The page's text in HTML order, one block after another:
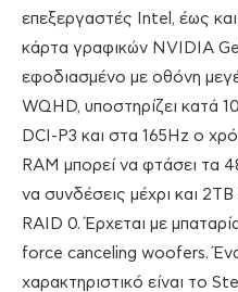
επεξεργαστές Intel, έως
κάρτα γραφικών NVIDIA
εφοδιασμένο με οθόνη
WQHD, υποστηρίζει κατά
DCI-P3 και στα 165Hz ο
RAM μπορεί να φτάσει τα
να συνδέσεις μέχρι και
RAID 0. Έρχεται με
force canceling woofers.
χαρακτηριστικό είναι το